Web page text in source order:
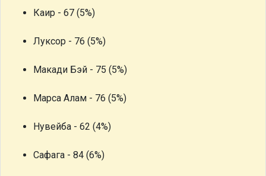
Каир - 67 (5%)
Луксор - 76 (5%)
Макади Бэй - 75 (5%)
Марса Алам - 76 (5%)
Нувейба - 62 (4%)
Сафага - 84 (6%)